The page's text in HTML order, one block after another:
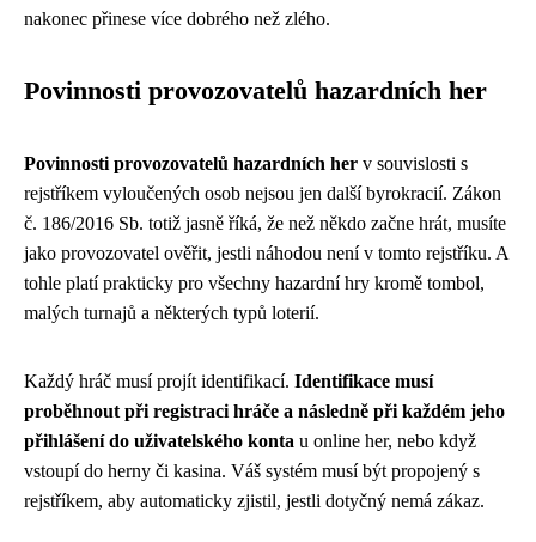
nakonec přinese více dobrého než zlého.
Povinnosti provozovatelů hazardních her
Povinnosti provozovatelů hazardních her v souvislosti s
rejstříkem vyloučených osob nejsou jen další byrokracií. Zákon
č. 186/2016 Sb. totiž jasně říká, že než někdo začne hrát, musíte
jako provozovatel ověřit, jestli náhodou není v tomto rejstříku. A
tohle platí prakticky pro všechny hazardní hry kromě tombol,
malých turnajů a některých typů loterií.
Každý hráč musí projít identifikací. Identifikace musí
proběhnout při registraci hráče a následně při každém jeho
přihlášení do uživatelského konta u online her, nebo když
vstoupí do herny či kasina. Váš systém musí být propojený s
rejstříkem, aby automaticky zjistil, jestli dotyčný nemá zákaz.